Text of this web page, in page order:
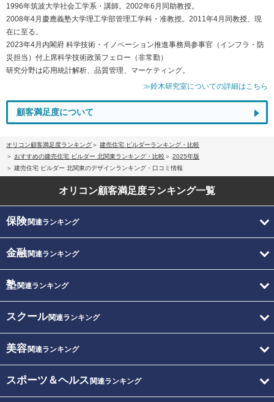
1996年筑波大学社会工学系・講師。2002年6月同助教授。
2008年4月慶應義塾大学理工学部管理工学科・准教授。2011年4月同教授、現
在に至る。
2023年4月内閣府 科学技術・イノベーション推進事務局参事官（インフラ・防
災担当）付上席科学技術政策フェロー（非常勤）
研究分野は応用統計解析、品質管理、マーケティング。
≫鈴木研究室についての詳細はこちら
顧客満足度について
オリコン顧客満足度ランキング
建売住宅 ビルダーランキング・比較
おすすめの建売住宅 ビルダー 北関東ランキング・比較
2025年版
建売住宅 ビルダー 北関東のデザインランキング・口コミ情報
オリコン顧客満足度ランキング一覧
保険関連ランキング
金融関連ランキング
塾関連ランキング
スクール関連ランキング
美容関連ランキング
スポーツ＆ヘルス 関連ランキング